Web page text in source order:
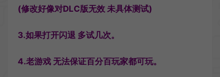
(修改好像对DLC版无效 未具体测试)
3.如果打开闪退 多试几次。
4.老游戏 无法保证百分百玩家都可玩。